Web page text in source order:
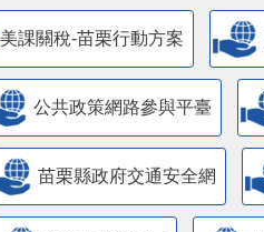
美課關稅-苗栗行動方案
公共政策網路參與平臺
苗栗縣政府交通安全網